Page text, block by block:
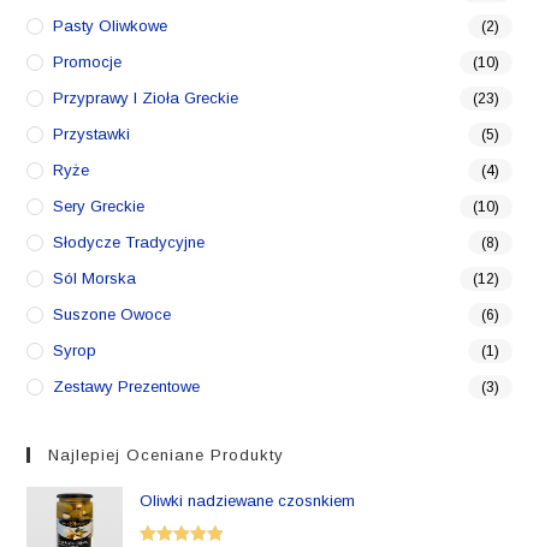
Pasty Oliwkowe (2)
Promocje (10)
Przyprawy I Zioła Greckie (23)
Przystawki (5)
Ryże (4)
Sery Greckie (10)
Słodycze Tradycyjne (8)
Sól Morska (12)
Suszone Owoce (6)
Syrop (1)
Zestawy Prezentowe (3)
Najlepiej Oceniane Produkty
Oliwki nadziewane czosnkiem